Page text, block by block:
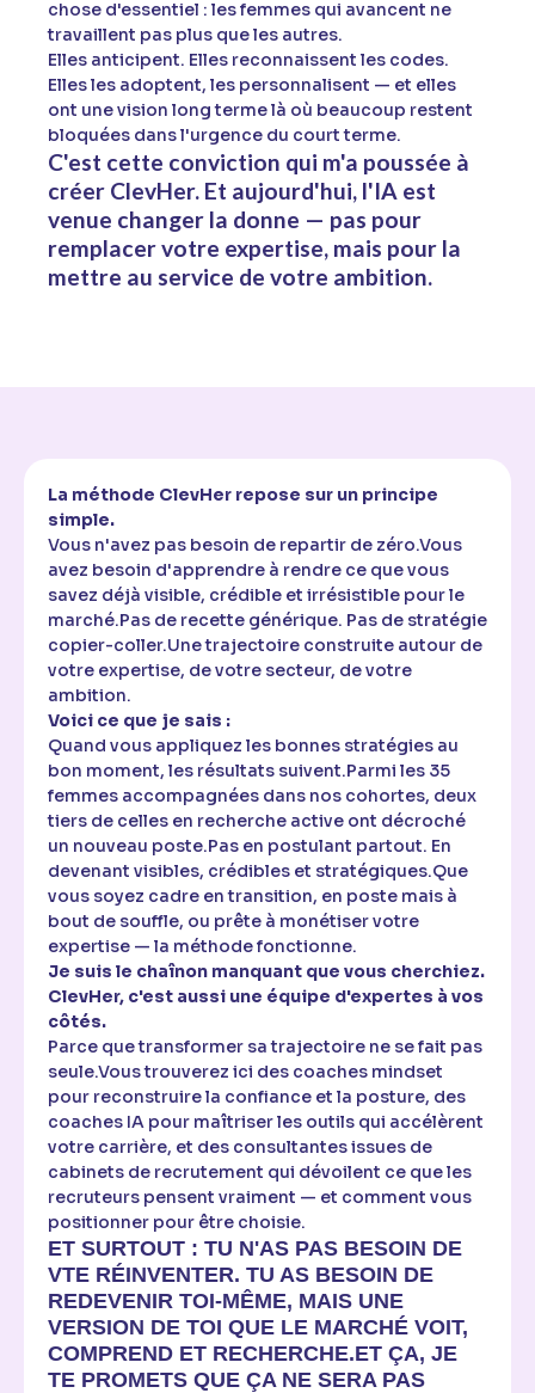
chose d'essentiel : les femmes qui avancent ne
travaillent pas plus que les autres.
Elles anticipent. Elles reconnaissent les codes.
Elles les adoptent, les personnalisent — et elles
ont une vision long terme là où beaucoup restent
bloquées dans l'urgence du court terme.
C'est cette conviction qui m'a poussée à
créer ClevHer. Et aujourd'hui, l'IA est
venue changer la donne — pas pour
remplacer votre expertise, mais pour la
mettre au service de votre ambition.
La méthode ClevHer repose sur un principe
simple.
Vous n'avez pas besoin de repartir de zéro.Vous
avez besoin d'apprendre à rendre ce que vous
savez déjà visible, crédible et irrésistible pour le
marché.Pas de recette générique. Pas de stratégie
copier-coller.Une trajectoire construite autour de
votre expertise, de votre secteur, de votre
ambition.
Voici ce que je sais :
Quand vous appliquez les bonnes stratégies au
bon moment, les résultats suivent.Parmi les 35
femmes accompagnées dans nos cohortes, deux
tiers de celles en recherche active ont décroché
un nouveau poste.Pas en postulant partout. En
devenant visibles, crédibles et stratégiques.Que
vous soyez cadre en transition, en poste mais à
bout de souffle, ou prête à monétiser votre
expertise — la méthode fonctionne.
Je suis le chaînon manquant que vous cherchiez.
ClevHer, c'est aussi une équipe d'expertes à vos
côtés.
Parce que transformer sa trajectoire ne se fait pas
seule.Vous trouverez ici des coaches mindset
pour reconstruire la confiance et la posture, des
coaches IA pour maîtriser les outils qui accélèrent
votre carrière, et des consultantes issues de
cabinets de recrutement qui dévoilent ce que les
recruteurs pensent vraiment — et comment vous
positionner pour être choisie.
ET SURTOUT : TU N'AS PAS BESOIN DE
VTE RÉINVENTER. TU AS BESOIN DE
REDEVENIR TOI-MÊME, MAIS UNE
VERSION DE TOI QUE LE MARCHÉ VOIT,
COMPREND ET RECHERCHE.ET ÇA, JE
TE PROMETS QUE ÇA NE SERA PAS